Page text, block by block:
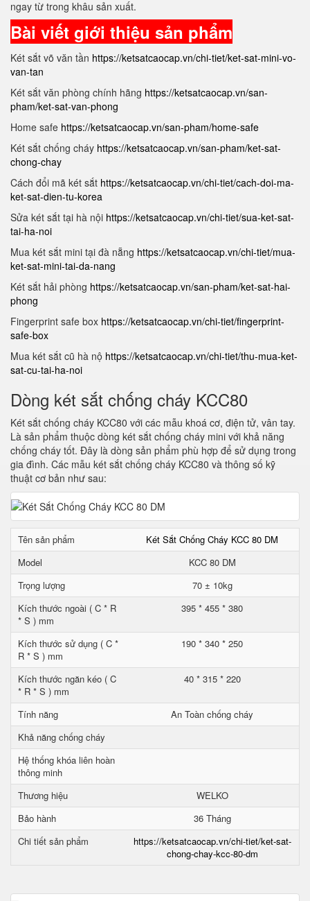
ngay từ trong khâu sản xuất.
Bài viết giới thiệu sản phẩm
Két sắt võ văn tần https://ketsatcaocap.vn/chi-tiet/ket-sat-mini-vo-
van-tan
Két sắt văn phòng chính hãng https://ketsatcaocap.vn/san-
pham/ket-sat-van-phong
Home safe https://ketsatcaocap.vn/san-pham/home-safe
Két sắt chống cháy https://ketsatcaocap.vn/san-pham/ket-sat-
chong-chay
Cách đổi mã két sắt https://ketsatcaocap.vn/chi-tiet/cach-doi-ma-
ket-sat-dien-tu-korea
Sửa két sắt tại hà nội https://ketsatcaocap.vn/chi-tiet/sua-ket-sat-
tai-ha-noi
Mua két sắt mini tại đà nẵng https://ketsatcaocap.vn/chi-tiet/mua-
ket-sat-mini-tai-da-nang
Két sắt hải phòng https://ketsatcaocap.vn/san-pham/ket-sat-hai-
phong
Fingerprint safe box https://ketsatcaocap.vn/chi-tiet/fingerprint-
safe-box
Mua két sắt cũ hà nộ https://ketsatcaocap.vn/chi-tiet/thu-mua-ket-
sat-cu-tai-ha-noi
Dòng két sắt chống cháy KCC80
Két sắt chống cháy KCC80 với các mẫu khoá cơ, điện tử, vân tay.
Là sản phẩm thuộc dòng két sắt chống cháy mini với khả năng
chống cháy tốt. Đây là dòng sản phẩm phù hợp để sử dụng trong
gia đình. Các mẫu két sắt chống cháy KCC80 và thông số kỹ
thuật cơ bản như sau:
Tên sản phẩm
Két Sắt Chống Cháy KCC 80 DM
Model
KCC 80 DM
Trọng lượng
70 ± 10kg
Kích thước ngoài ( C * R
* S ) mm
395 * 455 * 380
Kích thước sử dụng ( C *
R * S ) mm
190 * 340 * 250
Kích thước ngăn kéo ( C
* R * S ) mm
40 * 315 * 220
Tính năng
An Toàn chống cháy
Khả năng chống cháy
Hệ thống khóa liên hoàn
thông minh
Thương hiệu
WELKO
Bảo hành
36 Tháng
Chi tiết sản phẩm
https://ketsatcaocap.vn/chi-tiet/ket-sat-
chong-chay-kcc-80-dm